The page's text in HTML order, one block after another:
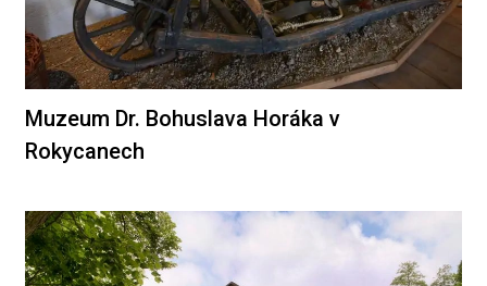
Muzeum Dr. Bohuslava Horáka v
Rokycanech